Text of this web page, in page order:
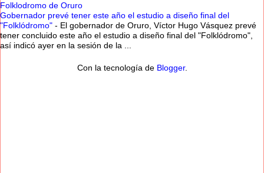
Folklodromo de Oruro
Gobernador prevé tener este año el estudio a diseño final del
"Folklódromo" - El gobernador de Oruro, Víctor Hugo Vásquez prevé
tener concluido este año el estudio a diseño final del "Folklódromo",
así indicó ayer en la sesión de la ...
Con la tecnología de Blogger.